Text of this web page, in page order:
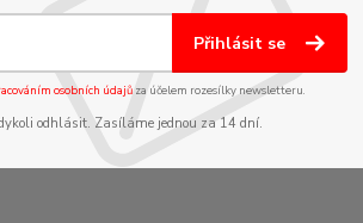
Přihlásit se
osobních údajůza účelem rozesílky newsletteru.
odhlásit. Zasíláme jednou za 14 dní.